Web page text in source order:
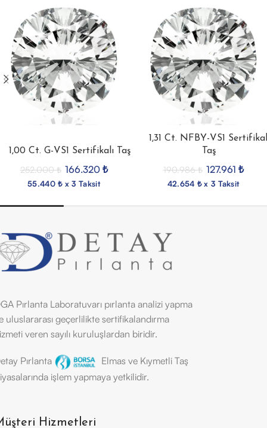
1,00 Ct. G-VS1 Sertifikalı Taş
252.000₺ 166.320 ₺
55.440 ₺ x 3 Taksit
1,31 Ct. NFBY-VS1
Taş
190.986₺ 127.961 ₺
42.654 ₺ x 3 Taksit
Pırlanta Laboratuvarı pırlanta analizi yapma
uluslararası geçerlilikte sertifikalandırma
veren sayılı kuruluşlardan biridir.
Pırlanta
Elmas ve Kıymetli Taş
işlem yapmaya yetkilidir.
Hizmetleri